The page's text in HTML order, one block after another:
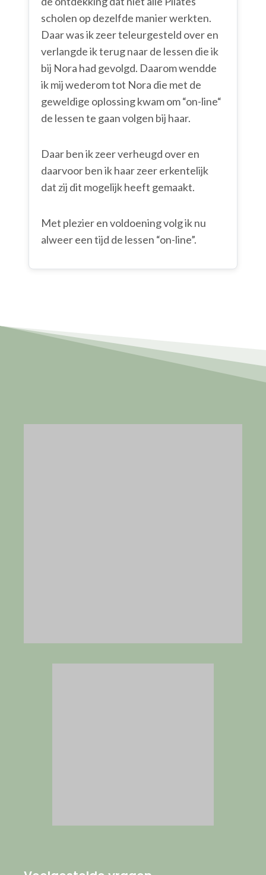
scholen op dezelfde manier werkten.
Daar was ik zeer teleurgesteld over en
verlangde ik terug naar de lessen die ik
bij Nora had gevolgd. Daarom wendde
ik mij wederom tot Nora die met de
geweldige oplossing kwam om “on-line“
de lessen te gaan volgen bij haar.
Daar ben ik zeer verheugd over en
daarvoor ben ik haar zeer erkentelijk
dat zij dit mogelijk heeft gemaakt.
Met plezier en voldoening volg ik nu
alweer een tijd de lessen “on-line”.